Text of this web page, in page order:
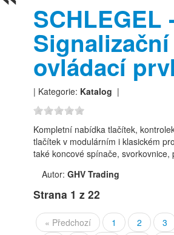
Přehled podle firmy
Přehled podle obsahu
SCHLEGEL
ovládací
| Kategorie: Katalog |
Kompletní nabídka tlačítek,
tlačítek v modulárním i klasickém
také koncové spínače, svorkovnice,
Autor: GHV Trading
Strana 1 z 22
« Předchozí 1 2 3